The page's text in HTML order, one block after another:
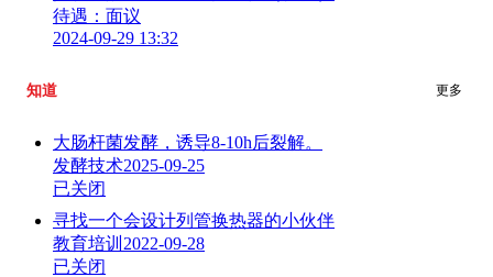
待遇：面议
2024-09-29 13:32
知道 更多
大肠杆菌发酵，诱导8-10h后裂解。
发酵技术2025-09-25
已关闭
寻找一个会设计列管换热器的小伙伴
教育培训 2022-09-28
已关闭